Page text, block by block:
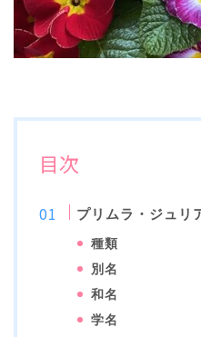
目次
プリムラ・ジュリ
種類
別名
和名
学名